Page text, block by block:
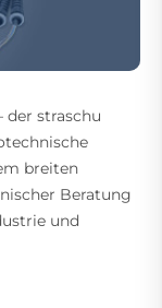
der straschu
breiten
Beratung
und